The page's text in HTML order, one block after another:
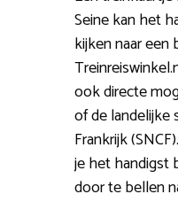
Seine kan het
kijken naar
ook directe
of de landelijke
Frankrijk
je het handigst
door te bellen